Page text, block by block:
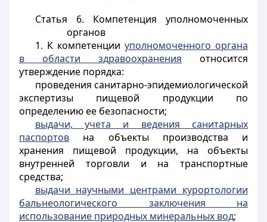
Статья 6. Компетенция уполномоченных
органов
1. К компетенции уполномоченного органа
в области здравоохранения относится
утверждение порядка:
проведения санитарно-эпидемиологической
экспертизы пищевой продукции по
определению ее безопасности;
выдачи, учета и ведения санитарных
паспортов на объекты производства и
хранения пищевой продукции, на объекты
внутренней торговли и на транспортные
средства;
выдачи научными центрами курортологии
бальнеологического заключения на
использование природных минеральных вод;